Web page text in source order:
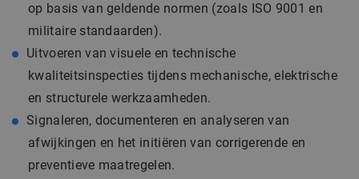
op basis van geldende normen (zoals ISO 9001 en
militaire standaarden).
Uitvoeren van visuele en technische
kwaliteitsinspecties tijdens mechanische, elektrische
en structurele werkzaamheden.
Signaleren, documenteren en analyseren van
afwijkingen en het initiëren van corrigerende en
preventieve maatregelen.